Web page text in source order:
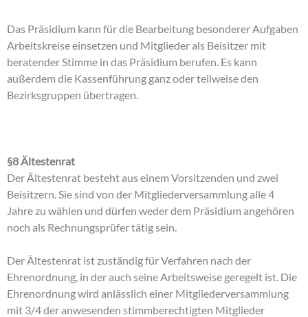
Das Präsidium kann für die Bearbeitung besonderer Aufgaben
Arbeitskreise einsetzen und Mitglieder als Beisitzer mit
beratender Stimme in das Präsidium berufen. Es kann
außerdem die Kassenführung ganz oder teilweise den
Bezirksgruppen übertragen.
§8 Ältestenrat
Der Ältestenrat besteht aus einem Vorsitzenden und zwei
Beisitzern. Sie sind von der Mitgliederversammlung alle 4
Jahre zu wählen und dürfen weder dem Präsidium angehören
noch als Rechnungsprüfer tätig sein.
Der Ältestenrat ist zuständig für Verfahren nach der
Ehrenordnung, in der auch seine Arbeitsweise geregelt ist. Die
Ehrenordnung wird anlässlich einer Mitgliederversammlung
mit 3/4 der anwesenden stimmberechtigten Mitglieder